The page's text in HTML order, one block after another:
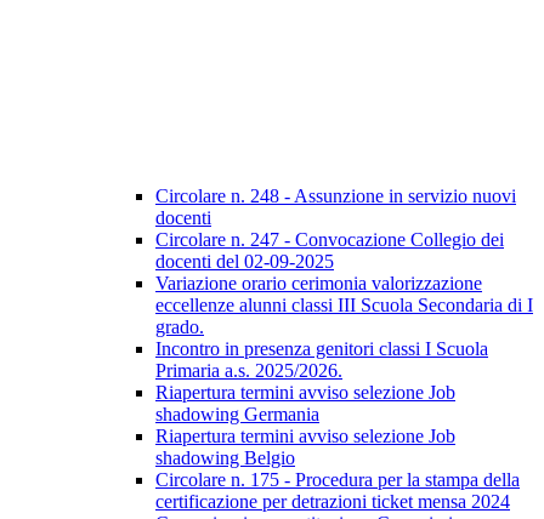
Circolare n. 248 - Assunzione in servizio nuovi
docenti
Circolare n. 247 - Convocazione Collegio dei
docenti del 02-09-2025
Variazione orario cerimonia valorizzazione
eccellenze alunni classi III Scuola Secondaria di I
grado.
Incontro in presenza genitori classi I Scuola
Primaria a.s. 2025/2026.
Riapertura termini avviso selezione Job
shadowing Germania
Riapertura termini avviso selezione Job
shadowing Belgio
Circolare n. 175 - Procedura per la stampa della
certificazione per detrazioni ticket mensa 2024